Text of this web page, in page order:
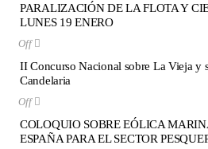
PARALIZACIÓN DE LA FLOTA Y
LUNES 19 ENERO
Off
II Concurso Nacional sobre La Vieja y
Candelaria
Off
COLOQUIO SOBRE EÓLICA
ESPAÑA PARA EL SECTOR